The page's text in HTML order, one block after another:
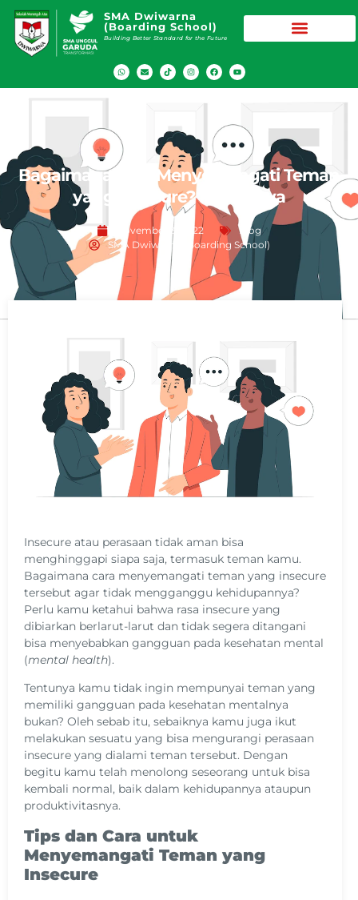
SMA Dwiwarna
(Boarding School)
Building Better Standard for the Future
Bagaimana Cara Menyemangati Teman
yang Insecure? Ini Tipsnya
November 3, 2022
Blog
SMA Dwiwarna (Boarding School)
Insecure atau perasaan tidak aman bisa
menghinggapi siapa saja, termasuk teman kamu.
Bagaimana cara menyemangati teman yang insecure
tersebut agar tidak mengganggu kehidupannya?
Perlu kamu ketahui bahwa rasa insecure yang
dibiarkan berlarut-larut dan tidak segera ditangani
bisa menyebabkan gangguan pada kesehatan mental
(mental health).
Tentunya kamu tidak ingin mempunyai teman yang
memiliki gangguan pada kesehatan mentalnya
bukan? Oleh sebab itu, sebaiknya kamu juga ikut
melakukan sesuatu yang bisa mengurangi perasaan
insecure yang dialami teman tersebut. Dengan
begitu kamu telah menolong seseorang untuk bisa
kembali normal, baik dalam kehidupannya ataupun
produktivitasnya.
Tips dan Cara untuk
Menyemangati Teman yang
Insecure